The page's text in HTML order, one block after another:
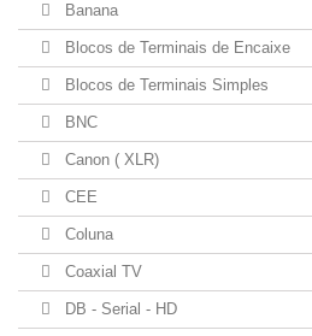
Banana
Blocos de Terminais de Encaixe
Blocos de Terminais Simples
BNC
Canon ( XLR)
CEE
Coluna
Coaxial TV
DB - Serial - HD